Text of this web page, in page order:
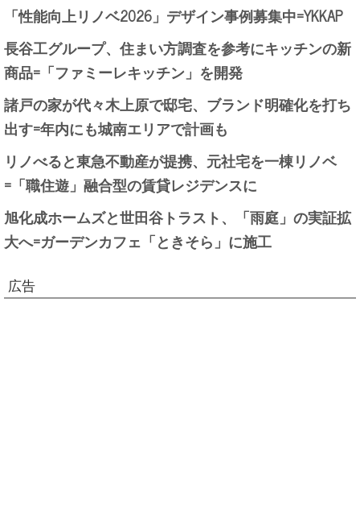
「性能向上リノベ2026」デザイン事例募集中=YKKAP
長谷工グループ、住まい方調査を参考にキッチンの新
商品=「ファミーレキッチン」を開発
諸戸の家が代々木上原で邸宅、ブランド明確化を打ち
出す=年内にも城南エリアで計画も
リノべると東急不動産が提携、元社宅を一棟リノベ
=「職住遊」融合型の賃貸レジデンスに
旭化成ホームズと世田谷トラスト、「雨庭」の実証拡
大へ=ガーデンカフェ「ときそら」に施工
広告